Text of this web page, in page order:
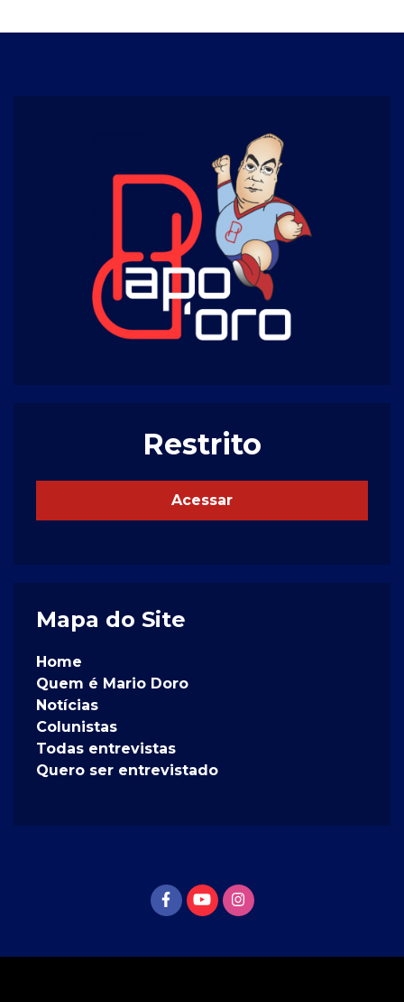
Restrito
Acessar
Mapa do Site
Home
Quem é Mario Doro
Notícias
Colunistas
Todas entrevistas
Quero ser entrevistado